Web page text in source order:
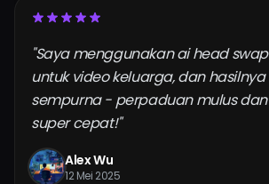
"Saya menggunakan ai head swap
untuk video keluarga, dan hasilnya
sempurna - perpaduan mulus dan
super cepat!"
Alex Wu
12 Mei 2025